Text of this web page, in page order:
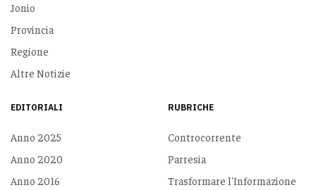
Jonio
Provincia
Regione
Altre Notizie
EDITORIALI
Anno 2025
Anno 2020
Anno 2016
RUBRICHE
Controcorrente
Parresia
Trasformare l'Informazione